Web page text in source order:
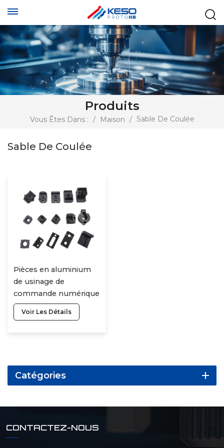
Produits
Vous Êtes Dans : / Maison / Sable De Coulée
Sable De Coulée
Pièces en aluminium
de usinage de
commande numérique
par ordinateur
d'accessoires adaptés
métal de coupe de
laser
Voir Les Détails
Catégories
CONTACTEZ-NOUS